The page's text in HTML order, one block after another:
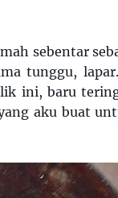
sebentar
tunggu,
ini, baru
aku buat